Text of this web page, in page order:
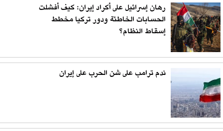
رهان إسرائيل على أكراد إيران: كيف أفشلت
الحسابات الخاطئة ودور تركيا مخطط
إسقاط النظام؟
ندم ترامب على شن الحرب على إيران